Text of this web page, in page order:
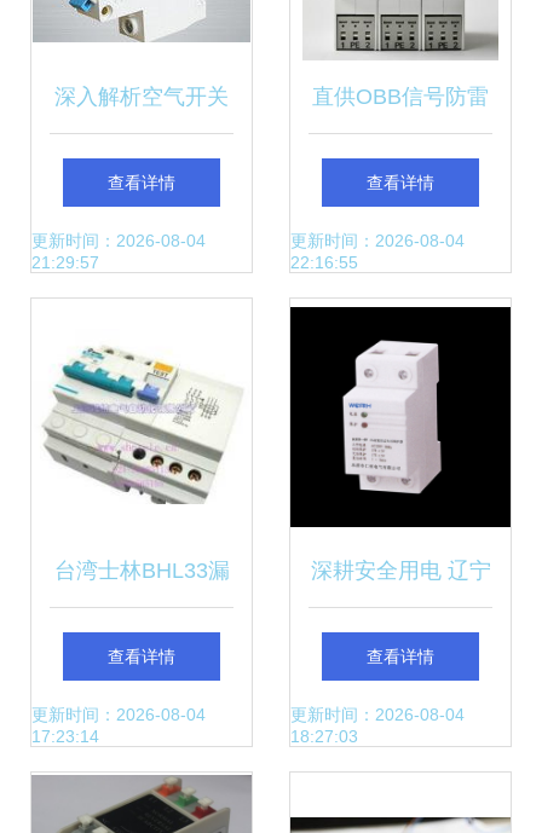
深入解析空气开关
从工作原理到选购
技巧——慧聪网产
查看详情
更新时间：2026-08-04
21:29:57
直供OBB信号防雷
器FID-6-12-24浪涌
保护器 构筑电涌安
全的坚固防线
查看详情
更新时间：2026-08-04
22:16:55
台湾士林BHL33漏
电断路器与空气开
关 可靠保护您的电
路安全
查看详情
更新时间：2026-08-04
17:23:14
深耕安全用电 辽宁
正泰高品质自复位
过欠压保护器全面
查看详情
更新时间：2026-08-04
18:27:03